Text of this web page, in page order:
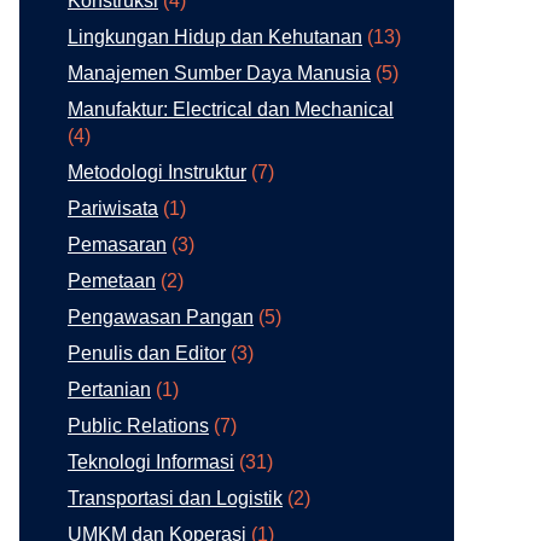
Lingkungan Hidup dan Kehutanan (13)
Manajemen Sumber Daya Manusia (5)
Manufaktur: Electrical dan Mechanical
(4)
Metodologi Instruktur (7)
Pariwisata (1)
Pemasaran (3)
Pemetaan (2)
Pengawasan Pangan (5)
Penulis dan Editor (3)
Pertanian (1)
Public Relations (7)
Teknologi Informasi (31)
Transportasi dan Logistik (2)
UMKM dan Koperasi (1)